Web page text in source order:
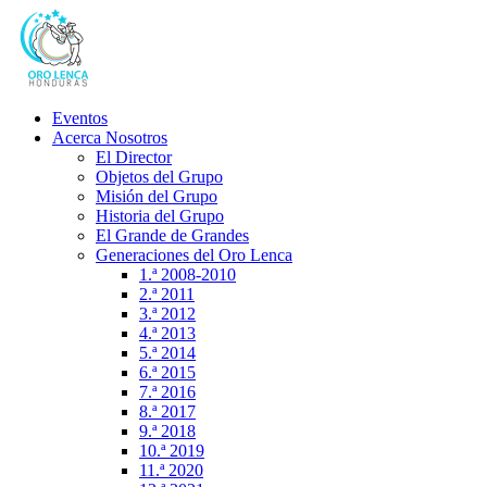
Eventos
Acerca Nosotros
El Director
Objetos del Grupo
Misión del Grupo
Historia del Grupo
El Grande de Grandes
Generaciones del Oro Lenca
1.ª 2008-2010
2.ª 2011
3.ª 2012
4.ª 2013
5.ª 2014
6.ª 2015
7.ª 2016
8.ª 2017
9.ª 2018
10.ª 2019
11.ª 2020